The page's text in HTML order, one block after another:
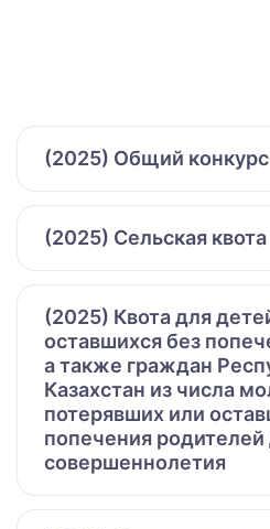
(2025) Общий конкурс
(2025) Сельская квота
(2025) Квота для
оставшихся без
а также граждан
Казахстан из числа
потерявших или
попечения родителей
совершеннолетия